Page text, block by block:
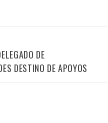
DE
DESTINO DE APOYOS